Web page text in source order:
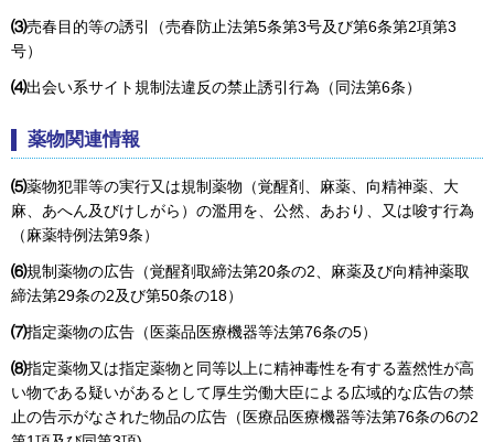
⑶売春目的等の誘引（売春防止法第5条第3号及び第6条第2項第3
号）
⑷出会い系サイト規制法違反の禁止誘引行為（同法第6条）
薬物関連情報
⑸薬物犯罪等の実行又は規制薬物（覚醒剤、麻薬、向精神薬、大
麻、あへん及びけしがら）の濫用を、公然、あおり、又は唆す行為
（麻薬特例法第9条）
⑹規制薬物の広告（覚醒剤取締法第20条の2、麻薬及び向精神薬取
締法第29条の2及び第50条の18）
⑺指定薬物の広告（医薬品医療機器等法第76条の5）
⑻指定薬物又は指定薬物と同等以上に精神毒性を有する蓋然性が高
い物である疑いがあるとして厚生労働大臣による広域的な広告の禁
止の告示がなされた物品の広告（医療品医療機器等法第76条の6の2